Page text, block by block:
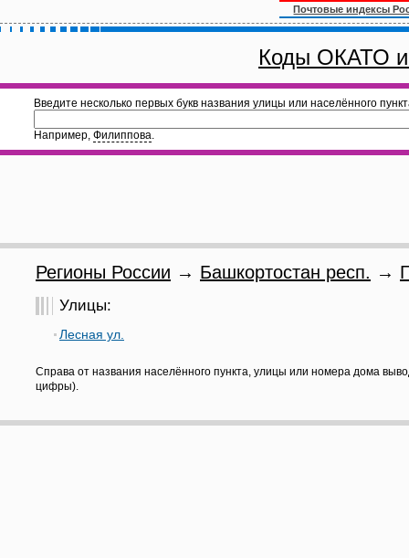
Почтовые индексы
Коды ОКАТО
Введите несколько первых букв названия улицы или населённого
Например, Филиппова.
Регионы России → Башкортостан респ. →
Улицы:
Лесная ул.
Справа от названия населённого пункта, улицы или номера дома
цифры).